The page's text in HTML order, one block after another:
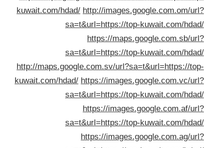
kuwait.com/hdad/ http://images.google.com.om/
sa=t&url=https://top-kuwait.com/
https://maps.google.com.sb/
sa=t&url=https://top-kuwait.com/
http://maps.google.com.sv/url?sa=t&url=https://
kuwait.com/hdad/ https://images.google.com.vc/
sa=t&url=https://top-kuwait.com/
https://images.google.com.af/
sa=t&url=https://top-kuwait.com/
https://images.google.com.ag/